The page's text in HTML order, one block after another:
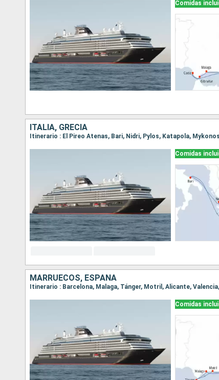
Comidas
ITALIA, GRECIA
Itinerario : El Pireo Atenas, Bari, Nidri, Pylos, Katapola,
Comidas
MARRUECOS, ESPAÑA
Itinerario : Barcelona, Malaga, Tánger, Motril, Alicante,
Comidas